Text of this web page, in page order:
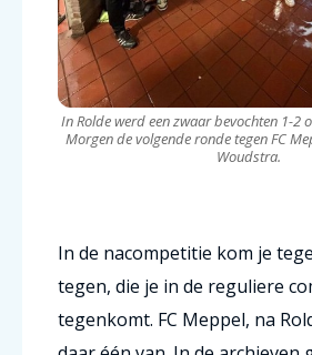
In Rolde werd een zwaar bevochten 1-2
Morgen de volgende ronde tegen FC
Woudstra.
In de nacompetitie kom je
tegen, die je in de reguliere
tegenkomt. FC Meppel, na